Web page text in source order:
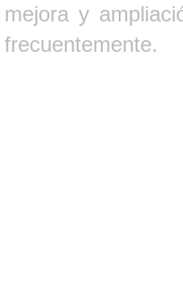
mejora y
frecuentemente.